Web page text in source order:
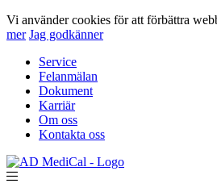
Vi använder cookies för att förbättra
mer Jag godkänner
Service
Felanmälan
Dokument
Karriär
Om oss
Kontakta oss